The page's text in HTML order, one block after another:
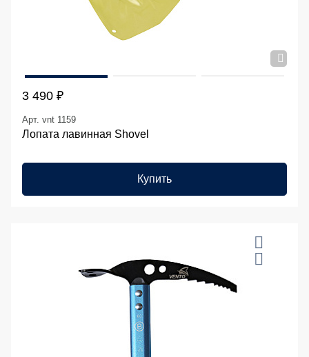
3 490 ₽
Арт. vnt 1159
Лопата лавинная Shovel
Купить